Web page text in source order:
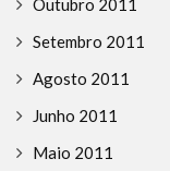
Outubro 2011
Setembro 2011
Agosto 2011
Junho 2011
Maio 2011